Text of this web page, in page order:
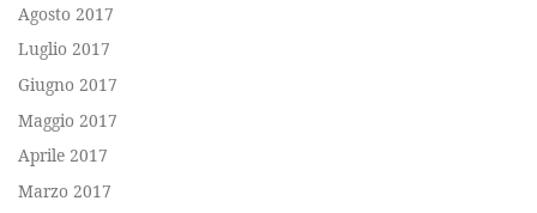
Agosto 2017
Luglio 2017
Giugno 2017
Maggio 2017
Aprile 2017
Marzo 2017